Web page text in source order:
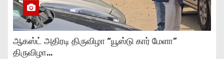
ஆகஸ்ட் அதிரடி திருவிழா “யூஸ்டு கார் மேளா”
திருவிழா…